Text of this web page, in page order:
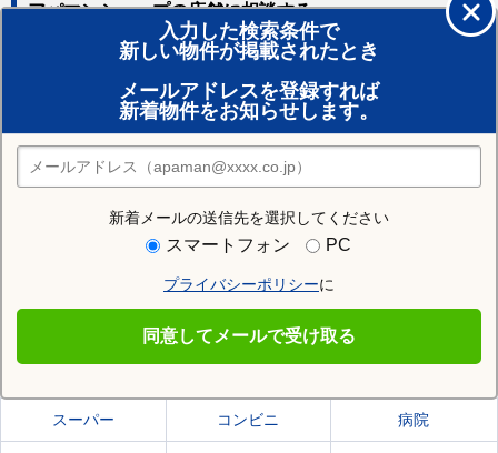
入力した検索条件で
新しい物件が掲載されたとき
メールアドレスを登録すれば
新着物件をお知らせします。
新着メールの送信先を選択してください
スマートフォン PC
プライバシーポリシーに
同意してメールで受け取る
アパマンショップの店舗に相談する
賃貸のプロがお部屋探し！
おまかせ物件リクエスト
住みたい街の店舗を探す
店舗検索
住む街研究所で宝塚市の情報を見る
宝塚市の施設一覧
スーパー コンビニ 病院